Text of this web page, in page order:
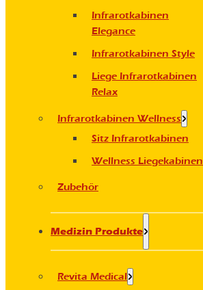
Infrarotkabinen
Elegance
Infrarotkabinen Style
Liege Infrarotkabinen
Relax
Infrarotkabinen Wellness
Sitz Infrarotkabinen
Wellness Liegekabinen
Zubehör
Medizin Produkte
Revita Medical